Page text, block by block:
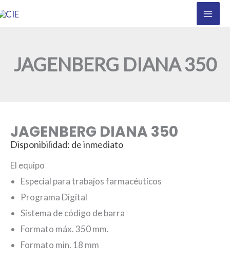
Ir
JAGENBERG DIANA 350
JAGENBERG DIANA 350
Disponibilidad: de inmediato
El equipo
Especial para trabajos farmacéuticos
Programa Digital
Sistema de código de barra
Formato máx. 350 mm.
Formato min. 18 mm